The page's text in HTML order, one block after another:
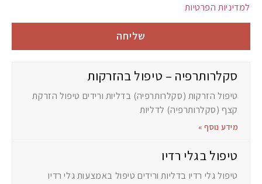
למדיניות הפרטיות
שליחה
סקלרותרפיה – טיפול בהזרקות
טיפול הזרקות (סקלרותרפיה) בדליות ורידים טיפול הזרקת
קצף (סקלרותרפיה) לדליות
מידע נוסף »
טיפול בגלי רדיו
טיפול גלי רדיו בדליות ורידים טיפול באמצעות גלי רדיו